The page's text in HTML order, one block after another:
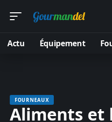
Actu Équipement
FOURNEAUX
Aliments et